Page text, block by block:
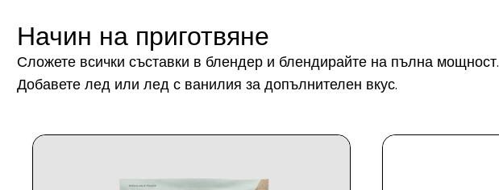
Начин на приготвяне
Сложете всички съставки в блендер и блендирайте на пълна мощност.
Добавете лед или лед с ванилия за допълнителен вкус.